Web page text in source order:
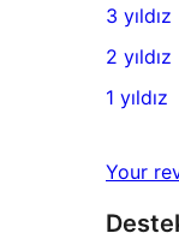
yıldızlı
inceleme
4
yıldızlı
inceleme
1
3
yıldızlı
3 yıldız
2
2 yıldız
yıldızlı
1 yıldız
Your